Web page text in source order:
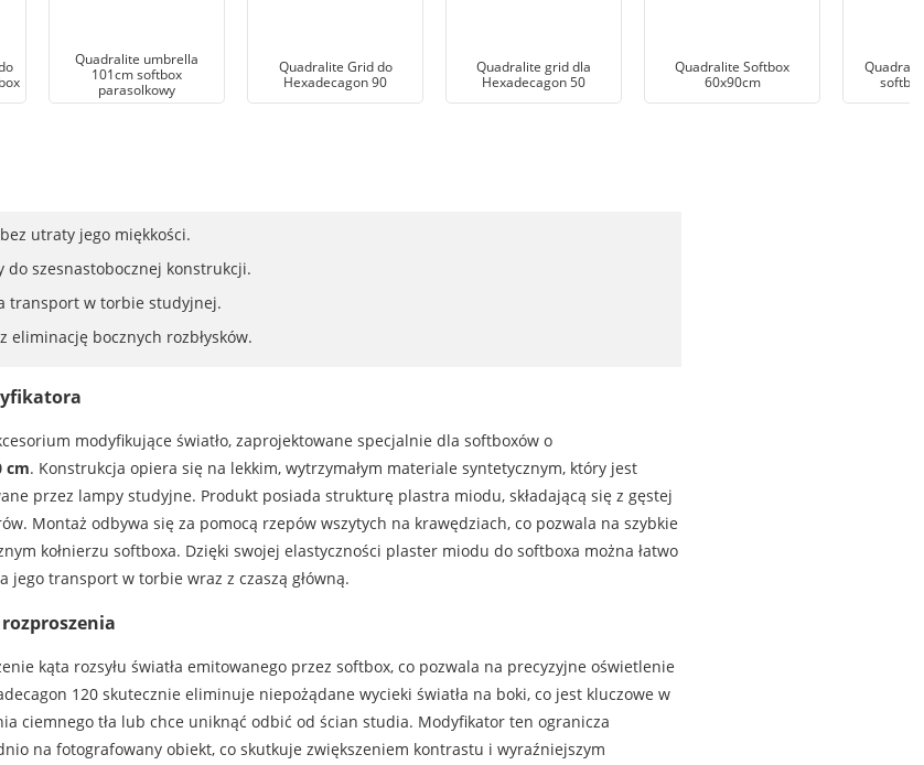
Quadralite umbrella
101cm softbox
parasolkowy
Quadralite Grid do
Hexadecagon 90
Quadralite grid dla
Hexadecagon 50
Quadralite Softbox
60x90cm
utraty jego miękkości.
do szesnastobocznej konstrukcji.
transport w torbie studyjnej.
eliminację bocznych rozbłysków.
modyfikujące światło, zaprojektowane specjalnie dla softboxów o
cm. Konstrukcja opiera się na lekkim, wytrzymałym materiale syntetycznym, który jest
przez lampy studyjne. Produkt posiada strukturę plastra miodu, składającą się z gęstej
Montaż odbywa się za pomocą rzepów wszytych na krawędziach, co pozwala na szybkie
kołnierzu softboxa. Dzięki swojej elastyczności plaster miodu do softboxa można łatwo
jego transport w torbie wraz z czaszą główną.
kąta rozsyłu światła emitowanego przez softbox, co pozwala na precyzyjne oświetlenie
120 skutecznie eliminuje niepożądane wycieki światła na boki, co jest kluczowe w
ciemnego tła lub chce uniknąć odbić od ścian studia. Modyfikator ten ogranicza
na fotografowany obiekt, co skutkuje zwiększeniem kontrastu i wyraźniejszym